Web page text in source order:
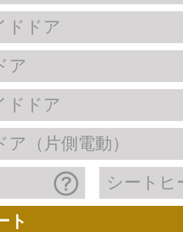
ドドア
ア
ドドア
（片側電動）
シートヒ
ト